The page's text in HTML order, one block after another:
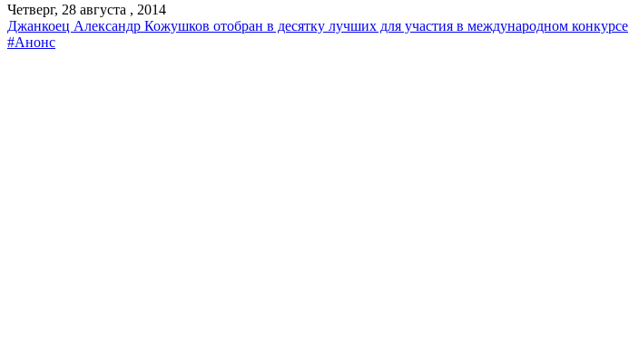
Четверг, 28 августа , 2014
Джанкоец Александр Кожушков отобран в десятку лучших для участия в международном конкурсе
#Анонс